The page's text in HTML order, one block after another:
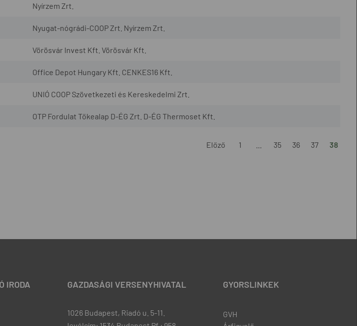
Nyírzem Zrt.
Nyugat-nógrádi-COOP Zrt. Nyírzem Zrt.
Vörösvár Invest Kft. Vörösvár Kft.
Office Depot Hungary Kft. CENKES16 Kft.
UNIÓ COOP Szövetkezeti és Kereskedelmi Zrt.
OTP Fordulat Tőkealap D-ÉG Zrt. D-ÉG Thermoset Kft.
Előző 1 35 36 37 38
IRODA GAZDASÁGI VERSENYHIVATAL
1026 Budapest, Riadó u. 5-11.
GYORSLINKEK
GVH